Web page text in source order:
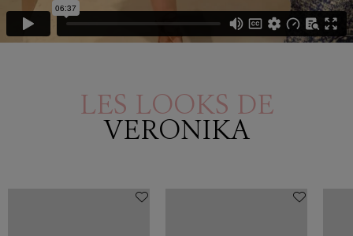
LES LOOKS DE
VERONIKA